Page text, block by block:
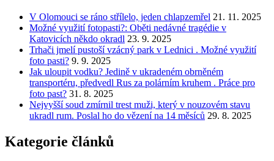
V Olomouci se ráno střílelo, jeden chlapzemřel 21. 11. 2025
Možné využití fotopasti?: Oběti nedávné tragédie v
Katovicích někdo okradl 23. 9. 2025
Trhači jmelí pustoší vzácný park v Lednici . Možné využití
foto pasti? 9. 9. 2025
Jak uloupit vodku? Jedině v ukradeném obrněném
transportéru, předvedl Rus za polárním kruhem . Práce pro
foto past? 31. 8. 2025
Nejvyšší soud zmírnil trest muži, který v nouzovém stavu
ukradl rum. Poslal ho do vězení na 14 měsíců 29. 8. 2025
Kategorie článků